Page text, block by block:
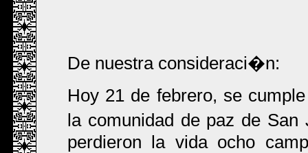
De nuestra consideraci�n:
Hoy 21 de febrero, se
la comunidad de paz de
perdieron la vida ocho